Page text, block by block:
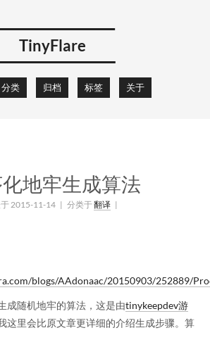
TinyFlare
分类 归档 标签 关于
地牢生成算法
2015-11-14 | 分类于翻译 |
blogs/AAdonaac/20150903/252889/
成随机地牢的算法，这是由tinykeepdev游
这里会比原文章更详细的介绍生成步骤。算